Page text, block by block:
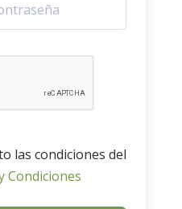
las condiciones del
Condiciones